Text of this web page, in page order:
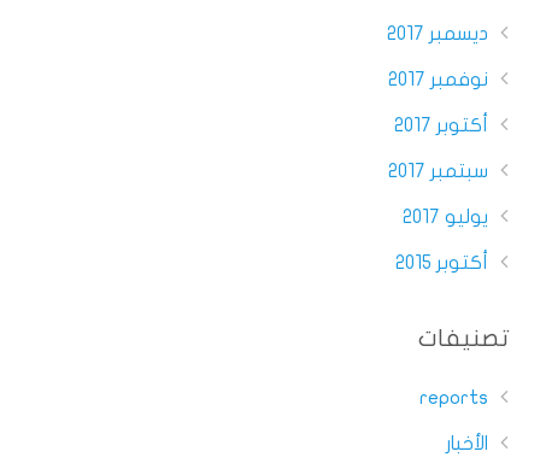
ديسمبر 2017
نوفمبر 2017
أكتوبر 2017
سبتمبر 2017
يوليو 2017
أكتوبر 2015
تصنيفات
reports
الأخبار